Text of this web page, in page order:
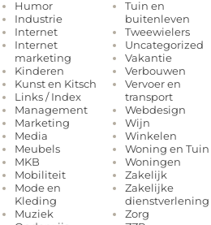
Humor
Industrie
Internet
Internet
marketing
Kinderen
Kunst en Kitsch
Links / Index
Management
Marketing
Media
Meubels
MKB
Mobiliteit
Mode en
Kleding
Muziek
Tuin en
buitenleven
Tweewielers
Uncategorized
Vakantie
Verbouwen
Vervoer en
transport
Webdesign
Wijn
Winkelen
Woning en Tuin
Woningen
Zakelijk
Zakelijke
dienstverlening
Zorg